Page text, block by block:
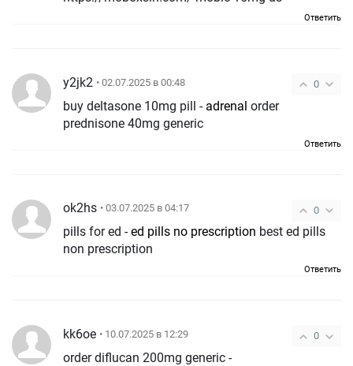
Ответить
0
y2jk2 • 02.07.2025 в 00:48
buy deltasone 10mg pill - adrenal
prednisone 40mg generic
Ответить
0
ok2hs • 03.07.2025 в 04:17
pills for ed -ed pills no prescription best ed pills
non prescription
Ответить
0
kk6oe • 10.07.2025 в 12:29
order diflucan 200mg generic -